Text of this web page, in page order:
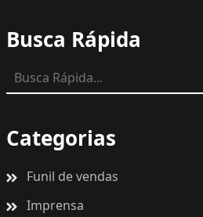
Busca Rápida
Categorias
Funil de vendas
Imprensa